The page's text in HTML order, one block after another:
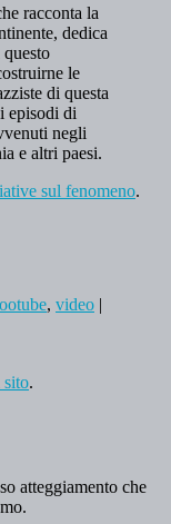
racconta la
dedica
le
di questa
episodi di
negli
e altri paesi.
sul fenomeno.
, video |
sito.